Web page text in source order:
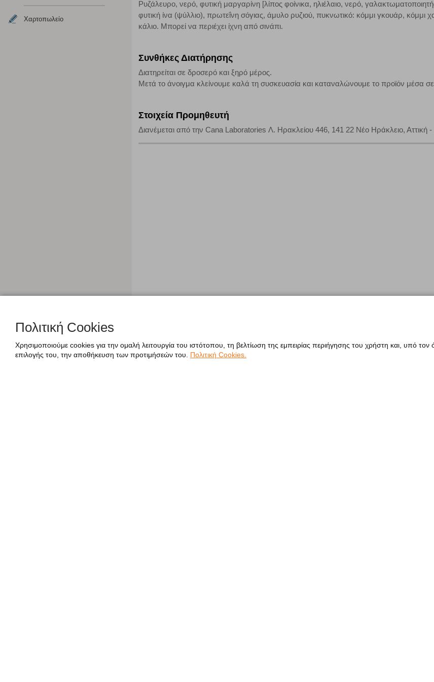
Χαρτοπωλείο
Ρυζάλευρο, νερό, φυτική μαργαρίνη [λίπος φοίνικα, ηλιέλαιο, νερό,
φυτική ίνα (ψύλλιο), πρωτεΐνη σόγιας, άμυλο ρυζιού, πυκνωτικό: κόμμι γκουάρ, κόμμι
κάλιο. Μπορεί να περιέχει ίχνη από σινάπι.
Συνθήκες Διατήρησης
Διατηρείται σε δροσερό και ξηρό μέρος.
Μετά το άνοιγμα κλείνουμε καλά τη συσκευασία και καταναλώνουμε το προϊόν μέσα σε
Στοιχεία Προμηθευτή
Διανέμεται από την Cana Laboratories Λ. Ηρακλείου 446, 141 22 Νέο Ηράκλειο,
Πολιτική Cookies
Χρησιμοποιούμε cookies για την ομαλή λειτουργία του ιστότοπου, τη βελτίωση της εμπειρίας περιήγησης του χρήστη και, υπό τον
επιλογής του, την αποθήκευση των προτιμήσεών του.
Πολιτική Cookies.
Η συγκεκριμένη κατηγορία cookies είναι απαραίτητη για τη λειτουργία του ιστότοπου και ενεργοποιημένη. Έχετε ωστόσο τη
αποκλείει ή να σας ειδοποιεί σχετικά με αυτά τα cookies, με το ενδεχόμενο σε αυτήν την περίπτωση ορισμένα τμήματα του